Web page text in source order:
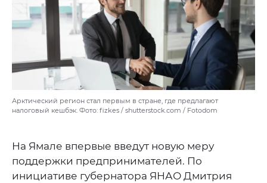
Арктический регион стал первым в стране, где предлагают
налоговый кешбэк. Фото: fizkes / shutterstock.com / Fotodom
На Ямале впервые введут новую меру
поддержки предпринимателей. По
инициативе губернатора ЯНАО Дмитрия